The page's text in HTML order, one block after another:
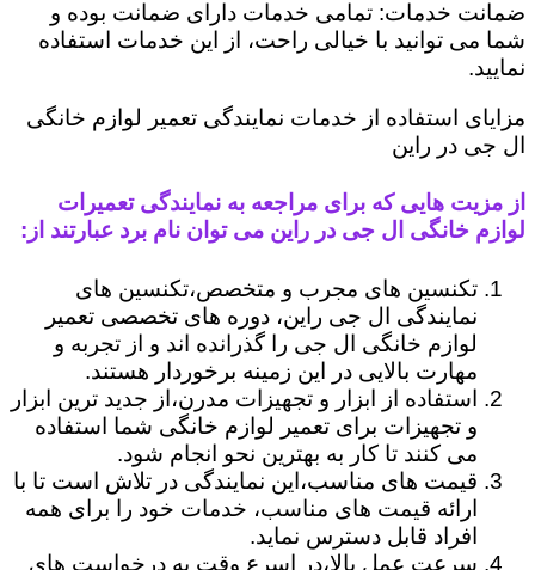
ضمانت خدمات: تمامی خدمات دارای ضمانت بوده و
شما می توانید با خیالی راحت، از این خدمات استفاده
نمایید.
مزایای استفاده از خدمات نمایندگی تعمیر لوازم خانگی
ال جی در راین
از مزیت هایی که برای مراجعه به نمایندگی تعمیرات
لوازم خانگی ال جی در راین می توان نام برد عبارتند از:
تکنسین های مجرب و متخصص،تکنسین های
نمایندگی ال جی راین، دوره های تخصصی تعمیر
لوازم خانگی ال جی را گذرانده اند و از تجربه و
مهارت بالایی در این زمینه برخوردار هستند.
استفاده از ابزار و تجهیزات مدرن،از جدید ترین ابزار
و تجهیزات برای تعمیر لوازم خانگی شما استفاده
می کنند تا کار به بهترین نحو انجام شود.
قیمت های مناسب،این نمایندگی در تلاش است تا با
ارائه قیمت های مناسب، خدمات خود را برای همه
افراد قابل دسترس نماید.
سرعت عمل بالا،در اسرع وقت به درخواست های